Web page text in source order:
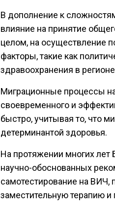
В дополнение к
влияние на принятие
целом, на осуществление
факторы, такие как
здравоохранения в
Mиграционные процессы
своевременного и
быстро, учитывая тo, что
детерминантой здоровья.
На протяжении многих лет
научно-обоснованных
самотестирование на
заместительную терапию